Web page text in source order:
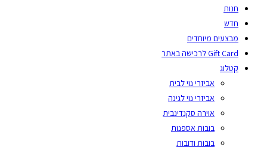
חנות
חדש
מבצעים מיוחדים
Gift Card לרכישה באתר
קטלוג
אביזרי נוי לבית
אביזרי נוי לגינה
אוירה סקנדינבית
בובות אספנות
בובות ודובות